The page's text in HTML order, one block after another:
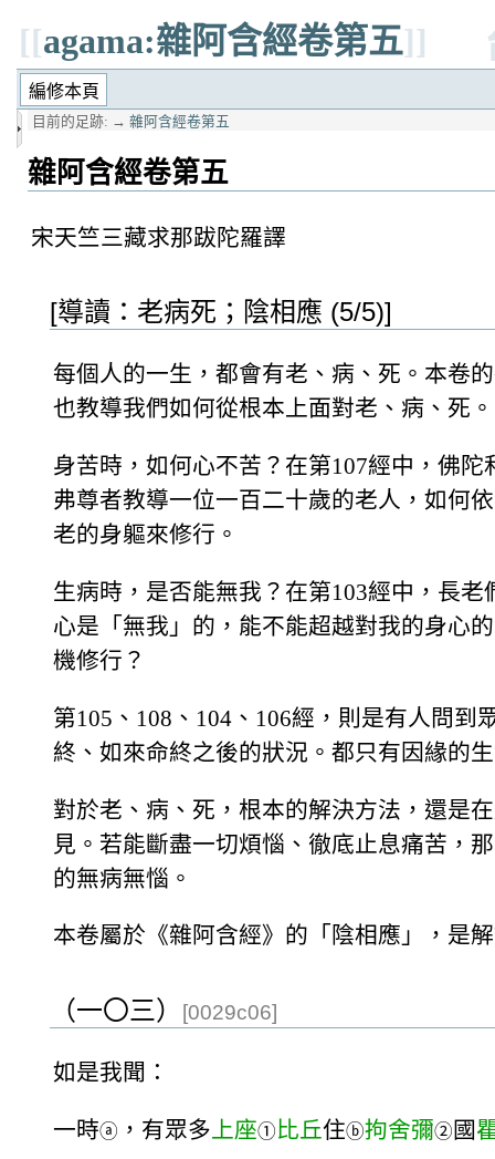
[[agama:雜阿含經卷第五]]
目前的足跡: → 雜阿含經卷第五
雜阿含經卷第五
宋天竺三藏求那跋陀羅譯
[導讀：老病死；陰相應 (5/5)]
每個人的一生，都會有老、病、死。本卷
也教導我們如何從根本上面對老、病、死。
身苦時，如何心不苦？在第107經中，佛陀
弗尊者教導一位一百二十歲的老人，如何
老的身軀來修行。
生病時，是否能無我？在第103經中，長
心是「無我」的，能不能超越對我的身心
機修行？
第105、108、104、106經，則是有人問到
終、如來命終之後的狀況。都只有因緣的
對於老、病、死，根本的解決方法，還是
見。若能斷盡一切煩惱、徹底止息痛苦，
的無病無惱。
本卷屬於《雜阿含經》的「陰相應」，是
（一〇三） [0029c06]
如是我聞：
一時ⓐ ，有眾多 上座①比丘住ⓑ拘舍彌② 國